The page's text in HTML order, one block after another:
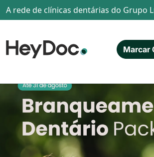
Passar para o conteúdo principal
A rede de clínicas dentárias do Grupo
Marcar